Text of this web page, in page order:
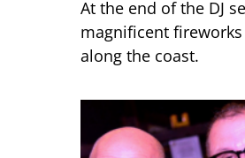
At the end of the DJ
magnificent
along the coast.